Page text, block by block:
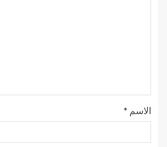
الاسم *